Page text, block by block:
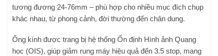
tương đương 24-76mm – phù hợp cho nhiều mục đích chụp
khác nhau, từ phong cảnh, đời thường đến chân dung.
Ống kính được trang bị hệ thống Ổn định Hình ảnh Quang
học (OIS), giúp giảm rung máy hiệu quả đến 3.5 stop, mang